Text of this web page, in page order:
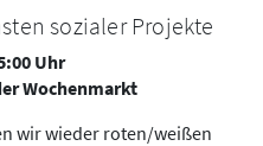
sozialer Projekte
Uhr
Wochenmarkt
wir wieder roten/weißen